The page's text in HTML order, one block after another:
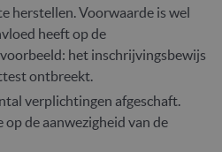
herstellen. Voorwaarde is wel
heeft op de
het inschrijvingsbewijs
ontbreekt.
verplichtingen afgeschaft.
de aanwezigheid van de